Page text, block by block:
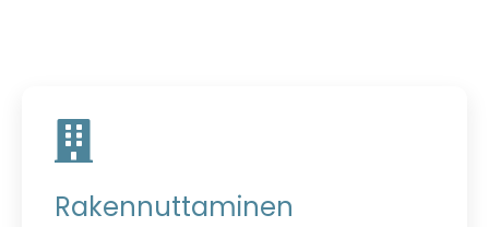
Rakennuttaminen